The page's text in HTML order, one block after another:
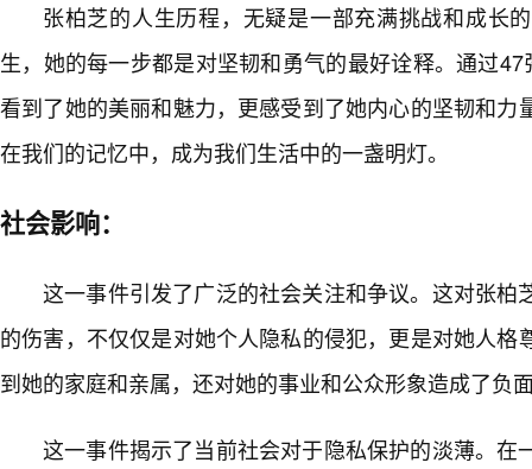
张柏芝的人生历程，无疑是一部充满挑战和成长
生，她的每一步都是对坚韧和勇气的最好诠释。通过47
看到了她的美丽和魅力，更感受到了她内心的坚韧和力
在我们的记忆中，成为我们生活中的一盏明灯。
社会影响：
这一事件引发了广泛的社会关注和争议。这对张柏
的伤害，不仅仅是对她个人隐私的侵犯，更是对她人格
到她的家庭和亲属，还对她的事业和公众形象造成了负
这一事件揭示了当前社会对于隐私保护的淡薄。在